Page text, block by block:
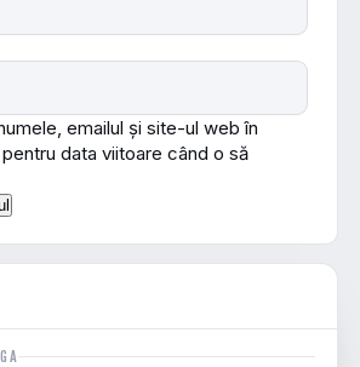
emailul și site-ul web în
data viitoare când o să